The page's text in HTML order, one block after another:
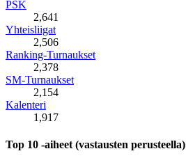
PSK
2,641
Yhteisliigat
2,506
Ranking-Turnaukset
2,378
SM-Turnaukset
2,154
Kalenteri
1,917
Top 10 -aiheet (vastausten perusteella)